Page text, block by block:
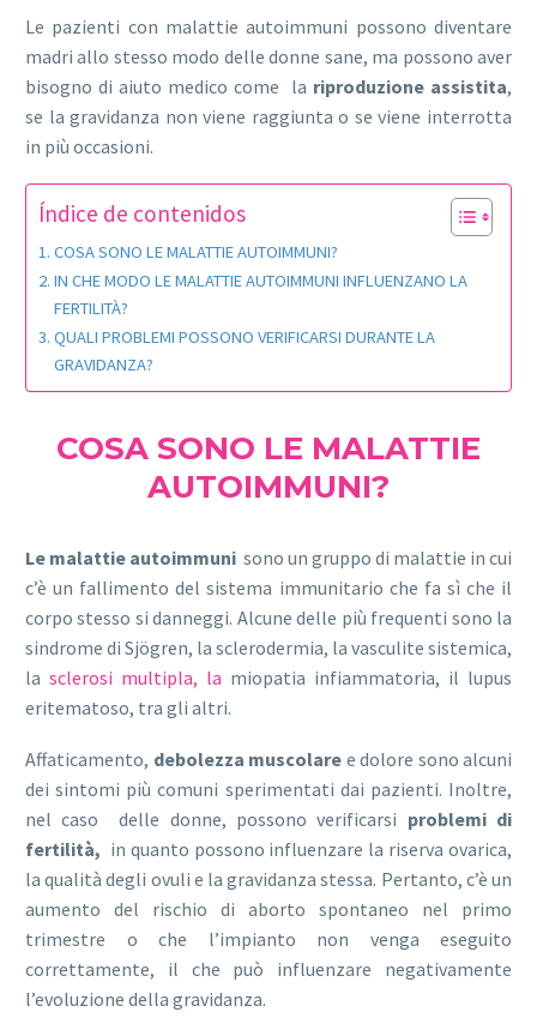
Le pazienti con malattie autoimmuni possono diventare
madri allo stesso modo delle donne sane, ma possono aver
bisogno di aiuto medico come la riproduzione assistita,
se la gravidanza non viene raggiunta o se viene interrotta
in più occasioni.
Índice de contenidos
COSA SONO LE MALATTIE AUTOIMMUNI?
IN CHE MODO LE MALATTIE AUTOIMMUNI INFLUENZANO LA
FERTILITÀ?
QUALI PROBLEMI POSSONO VERIFICARSI DURANTE LA
GRAVIDANZA?
COSA SONO LE MALATTIE
AUTOIMMUNI?
Le malattie autoimmuni sono un gruppo di malattie in cui
c’è un fallimento del sistema immunitario che fa sì che il
corpo stesso si danneggi. Alcune delle più frequenti sono la
sindrome di Sjögren, la sclerodermia, la vasculite sistemica,
la sclerosi multipla, la miopatia infiammatoria, il lupus
eritematoso, tra gli altri.
Affaticamento, debolezza muscolare e dolore sono alcuni
dei sintomi più comuni sperimentati dai pazienti. Inoltre,
nel caso delle donne, possono verificarsi problemi di
fertilità, in quanto possono influenzare la riserva ovarica,
la qualità degli ovuli e la gravidanza stessa. Pertanto, c’è un
aumento del rischio di aborto spontaneo nel primo
trimestre o che l’impianto non venga eseguito
correttamente, il che può influenzare negativamente
l’evoluzione della gravidanza.